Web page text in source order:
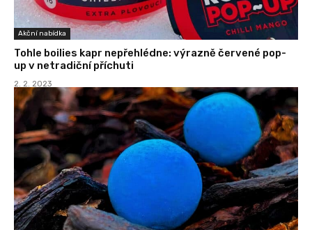
Akční nabídka
Tohle boilies kapr nepřehlédne: výrazně červené pop-
up v netradiční příchuti
2. 2. 2023